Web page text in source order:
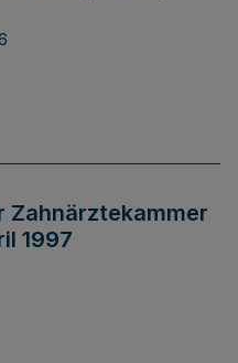
Zahnärztekammer
1997